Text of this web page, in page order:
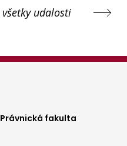
všetky udalosti
Právnická fakulta